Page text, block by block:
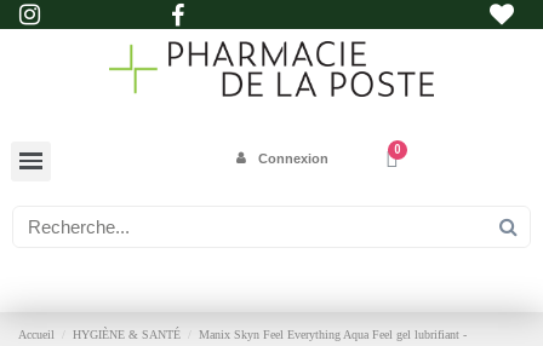
Connexion
Accueil HYGIÈNE & SANTÉ
Manix Skyn Feel Everything Aqua Feel gel lubrifiant -